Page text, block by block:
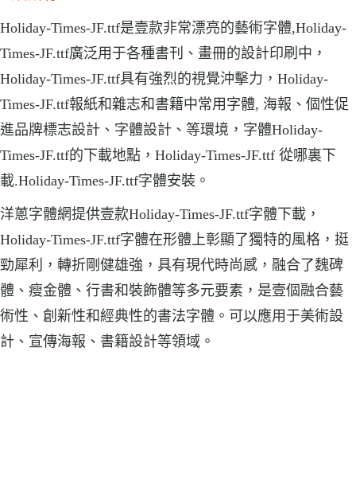
Holiday-Times-JF.ttf是壹款非常漂亮的藝術字體,Holiday-
Times-JF.ttf廣泛用于各種書刊、畫冊的設計印刷中，
Holiday-Times-JF.ttf具有強烈的視覺沖擊力，Holiday-
Times-JF.ttf報紙和雜志和書籍中常用字體, 海報、個性促
進品牌標志設計、字體設計、等環境，字體Holiday-
Times-JF.ttf的下載地點，Holiday-Times-JF.ttf 從哪裏下
載.Holiday-Times-JF.ttf字體安裝。
洋蔥字體網提供壹款Holiday-Times-JF.ttf字體下載，
Holiday-Times-JF.ttf字體在形體上彰顯了獨特的風格，挺
勁犀利，轉折剛健雄強，具有現代時尚感，融合了魏碑
體、瘦金體、行書和裝飾體等多元要素，是壹個融合藝
術性、創新性和經典性的書法字體。可以應用于美術設
計、宣傳海報、書籍設計等領域。